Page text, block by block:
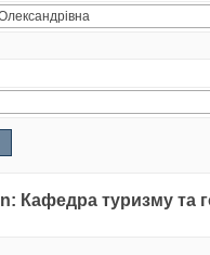
Кафедра туризму та